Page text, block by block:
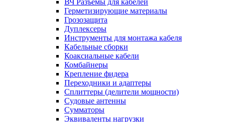
ВЧ Разъемы для кабелей
Герметизирующие материалы
Грозозащита
Дуплексеры
Инструменты для монтажа кабеля
Кабельные сборки
Коаксиальные кабели
Комбайнеры
Крепление фидера
Переходники и адаптеры
Сплиттеры (делители мощности)
Судовые антенны
Сумматоры
Эквиваленты нагрузки